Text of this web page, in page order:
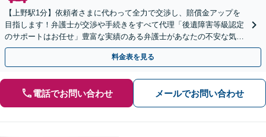
【上野駅1分】依頼者さまに代わって全力で交渉し、賠償金アップを
目指します！弁護士が交渉や手続きをすべて代理「後遺障害等級認定
のサポートはお任せ」豊富な実績のある弁護士があなたの不安な気持
ちに寄り添い、きめ細やかにサポート【休日・夜間相談可】
料金表を見る
電話でお問い合わせ メールでお問い合わせ